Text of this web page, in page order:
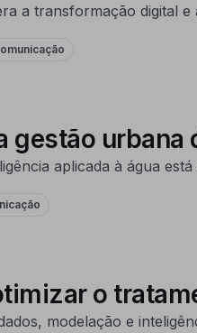
a transformação digital
gestão
aplicada à água
o
modelação e